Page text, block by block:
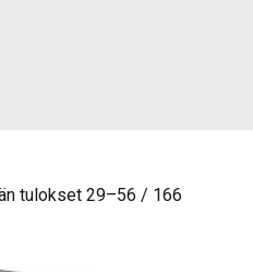
tulokset 29–56 / 166